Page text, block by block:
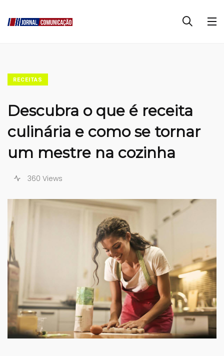
RECEITAS
Descubra o que é receita
culinária e como se tornar
um mestre na cozinha
360 Views